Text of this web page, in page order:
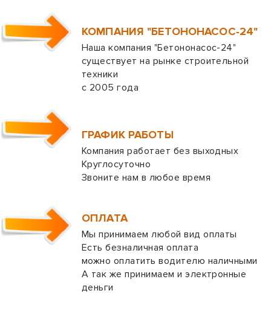
КОМПАНИЯ "БЕТОНОНАСОС-24"
Наша компания "Бетононасос-24"
существует на рынке строительной
техники
с 2005 года
ГРАФИК РАБОТЫ
Компания работает без выходных
Круглосуточно
Звоните нам в любое время
ОПЛАТА
Мы принимаем любой вид оплаты
Есть безналичная оплата
можно оплатить водителю наличными
А так же принимаем и электронные
деньги